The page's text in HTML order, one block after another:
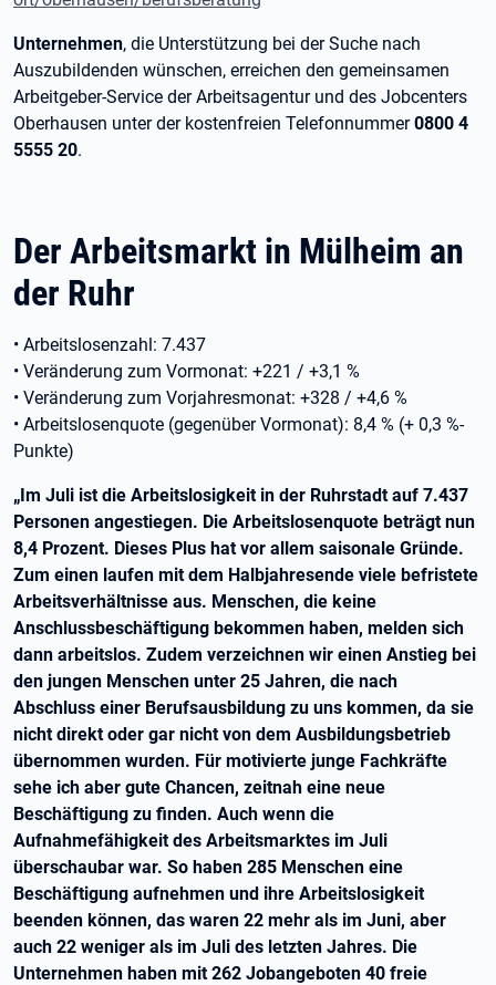
Unternehmen, die Unterstützung bei der Suche nach
Auszubildenden wünschen, erreichen den gemeinsamen
Arbeitgeber-Service der Arbeitsagentur und des Jobcenters
Oberhausen unter der kostenfreien Telefonnummer0800 4
5555 20.
Der Arbeitsmarkt in Mülheim an
der Ruhr
• Arbeitslosenzahl: 7.437
• Veränderung zum Vormonat: +221 / +3,1 %
• Veränderung zum Vorjahresmonat: +328 / +4,6 %
• Arbeitslosenquote (gegenüber Vormonat): 8,4 % (+ 0,3 %-
Punkte)
„Im Juli ist die Arbeitslosigkeit in der Ruhrstadt auf 7.437
Personen angestiegen. Die Arbeitslosenquote beträgt nun
8,4 Prozent. Dieses Plus hat vor allem saisonale Gründe.
Zum einen laufen mit dem Halbjahresende viele befristete
Arbeitsverhältnisse aus. Menschen, die keine
Anschlussbeschäftigung bekommen haben, melden sich
dann arbeitslos. Zudem verzeichnen wir einen Anstieg bei
den jungen Menschen unter 25 Jahren, die nach
Abschluss einer Berufsausbildung zu uns kommen, da sie
nicht direkt oder gar nicht von dem Ausbildungsbetrieb
übernommen wurden. Für motivierte junge Fachkräfte
sehe ich aber gute Chancen, zeitnah eine neue
Beschäftigung zu finden. Auch wenn die
Aufnahmefähigkeit des Arbeitsmarktes im Juli
überschaubar war. So haben 285 Menschen eine
Beschäftigung aufnehmen und ihre Arbeitslosigkeit
beenden können, das waren 22 mehr als im Juni, aber
auch 22 weniger als im Juli des letzten Jahres. Die
Unternehmen haben mit 262 Jobangeboten 40 freie